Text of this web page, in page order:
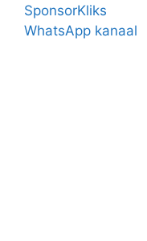
SponsorKliks
WhatsApp kanaal